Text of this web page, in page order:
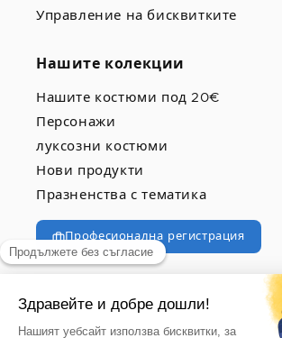
Управление на бисквитките
Нашите колекции
Нашите костюми под 20€
Персонажи
луксозни костюми
Нови продукти
Празненства с тематика
Професионална регистрация